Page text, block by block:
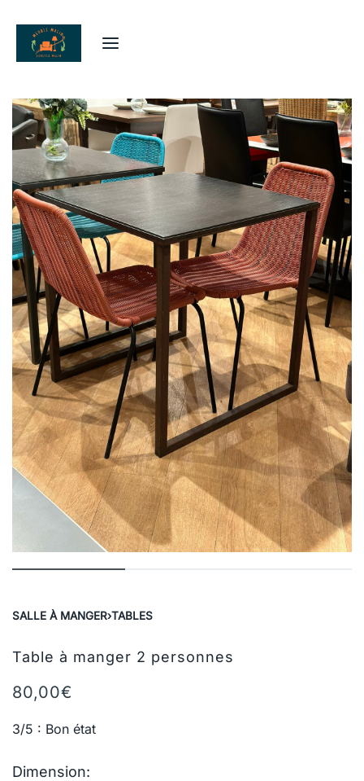
SALLE À MANGER›TABLES
Table à manger 2 personnes
80,00€
3/5 : Bon état
Dimension: